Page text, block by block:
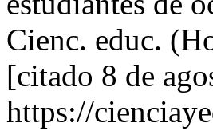
Cienc. educ.
[citado 8 de
https://